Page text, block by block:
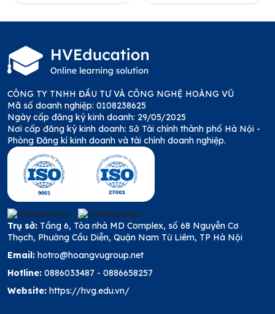
CÔNG TY TNHH ĐẦU TƯ VÀ CÔNG NGHỆ HOÀNG VŨ
Mã số doanh nghiệp: 0108238625
Ngày cấp đăng ký kinh doanh: 29/05/2025
Nơi cấp đăng ký kinh doanh: Sở Tài chính thành phố Hà Nội -
Phòng Đăng kí kinh doanh và tài chính doanh nghiệp.
Trụ sở: Tầng 6, Tòa nhà MD Complex, số 68 Nguyễn Cơ
Thạch, Phường Cầu Diễn, Quận Nam Từ Liêm, TP Hà Nội
Email: hotro@hoangvugroup.net
Hotline: 0886033487 - 0886658257
Website: https://hvg.edu.vn/